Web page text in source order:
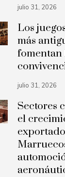
julio 31, 2026
Los
más
fomentan
julio 31, 2026
Sectores
el